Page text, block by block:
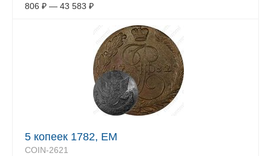
806 ₽ — 43 583 ₽
5 копеек 1782, ЕМ
COIN-2621